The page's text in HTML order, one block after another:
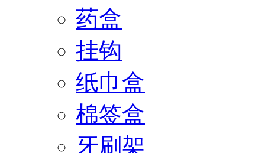
药盒
挂钩
纸巾盒
棉签盒
牙刷架